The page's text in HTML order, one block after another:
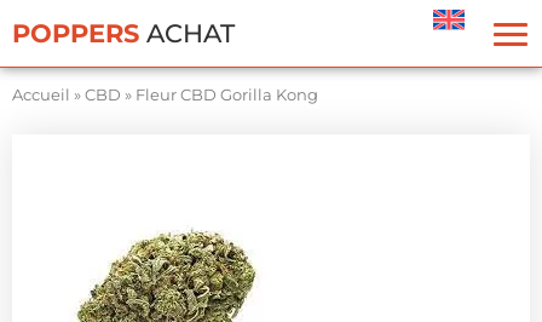
POPPERS ACHAT
Accueil »CBD » Fleur CBD Gorilla Kong